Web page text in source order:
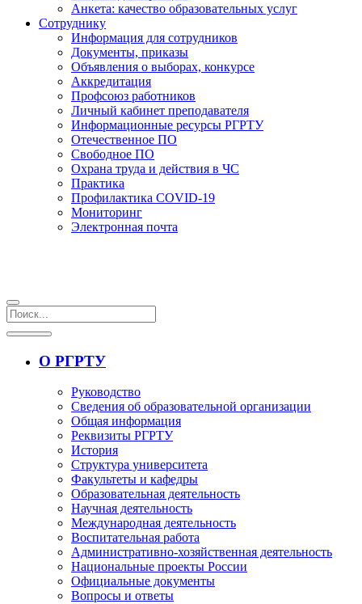
Анкета: качество образовательных услуг
Сотруднику
Информация для сотрудников
Документы, приказы
Объявления о выборах, конкурсе
Аккредитация
Профсоюз работников
Личный кабинет преподавателя
Информационные ресурсы РГРТУ
Отечественное ПО
Свободное ПО
Охрана труда и действия в ЧС
Практика
Профилактика COVID-19
Мониторинг
Электронная почта
О РГРТУ
Руководство
Сведения об образовательной организации
Общая информация
Реквизиты РГРТУ
История
Структура университета
Факультеты и кафедры
Образовательная деятельность
Научная деятельность
Международная деятельность
Воспитательная работа
Административно-хозяйственная деятельность
Национальные проекты России
Официальные документы
Вопросы и ответы